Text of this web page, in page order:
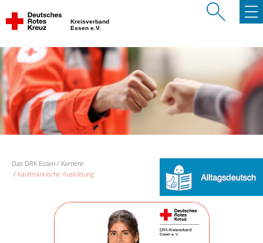
Kreisverband
Essen e.V.
Das DRK Essen
Karriere
Kaufmännische Ausbildung